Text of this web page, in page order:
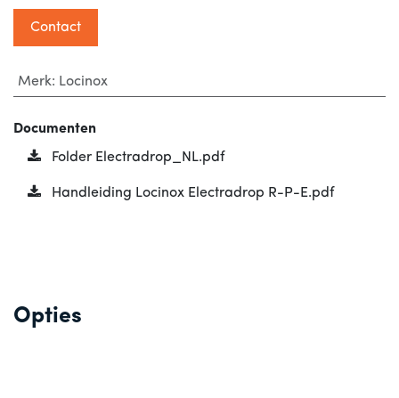
Contact
Merk: Locinox
Documenten
Folder Electradrop_NL.pdf
Handleiding Locinox Electradrop R-P-E.pdf
Opties